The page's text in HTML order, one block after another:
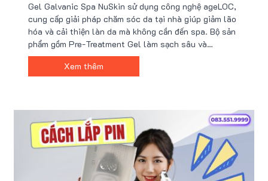
Gel Galvanic Spa NuSkin sử dụng công nghệ ageLOC,
cung cấp giải pháp chăm sóc da tại nhà giúp giảm lão
hóa và cải thiện làn da mà không cần đến spa. Bộ sản
phẩm gồm Pre-Treatment Gel làm sạch sâu và
Treatment Gel cung cấp dưỡng chất, kết hợp cùng
máy Galvanic Face Spa để giúp da sáng mịn và săn
Xem thêm